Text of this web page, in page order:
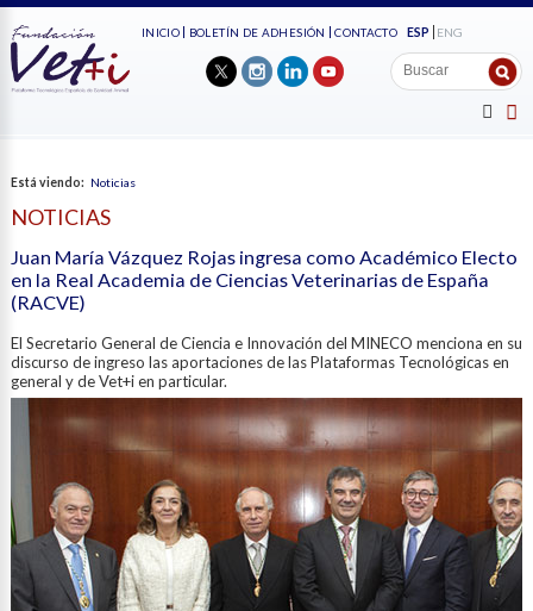
INICIO BOLETÍN DE ADHESIÓN CONTACTO ESP ENG
Está viendo: Noticias
NOTICIAS
Juan María Vázquez Rojas ingresa como Académico Electo
en la Real Academia de Ciencias Veterinarias de España
(RACVE)
El Secretario General de Ciencia e Innovación del MINECO menciona en su
discurso de ingreso las aportaciones de las Plataformas Tecnológicas en
general y de Vet+i en particular.